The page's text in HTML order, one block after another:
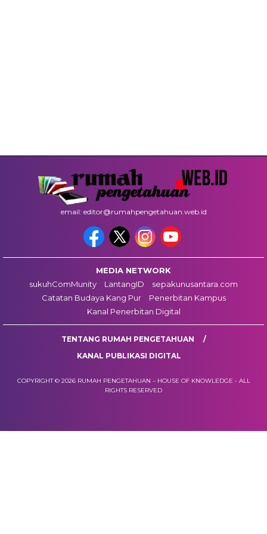
email: editor@rumahpengetahuan.web.id
MEDIA NETWORK
sukuhComMunity
LantangID
sepakunusantara.com
Catatan Budaya Kang Pur
Penerbitan Kampus
Kanal Penerbitan Digital
TENTANG RUMAH PENGETAHUAN
KANAL PUBLIKASI DIGITAL
COPYRIGHT © 2026 RUMAH PENGETAHUAN – HOUSE OF KNOWLEDGE - ALL
RIGHTS RESERVED